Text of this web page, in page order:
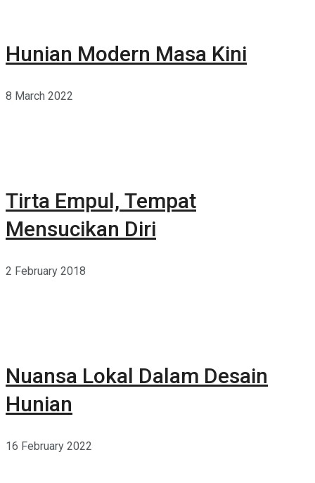
Hunian Modern Masa Kini
8 March 2022
Tirta Empul, Tempat
Mensucikan Diri
2 February 2018
Nuansa Lokal Dalam Desain
Hunian
16 February 2022